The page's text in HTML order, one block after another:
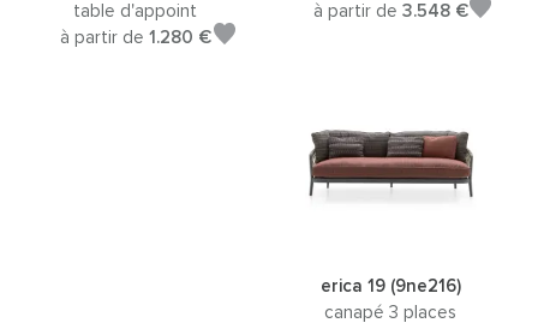
table d'appoint
à partir de 1.280 €
à partir de 3.548 €
erica 19 (9ne216)
canapé 3 places